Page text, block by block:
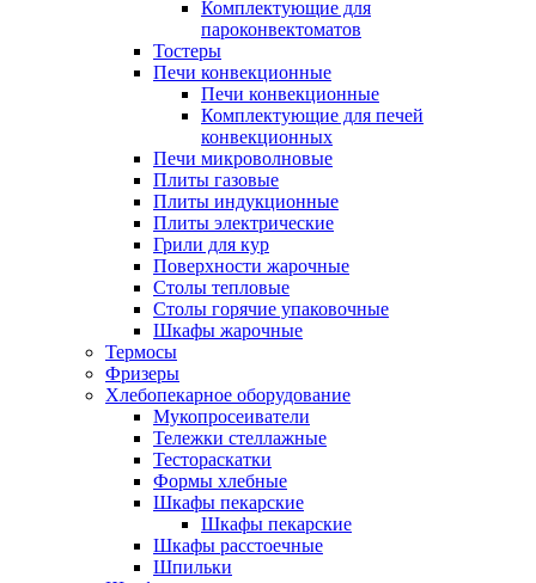
Комплектующие для
пароконвектоматов
Тостеры
Печи конвекционные
Печи конвекционные
Комплектующие для печей
конвекционных
Печи микроволновые
Плиты газовые
Плиты индукционные
Плиты электрические
Грили для кур
Поверхности жарочные
Столы тепловые
Столы горячие упаковочные
Шкафы жарочные
Термосы
Фризеры
Хлебопекарное оборудование
Мукопросеиватели
Тележки стеллажные
Тестораскатки
Формы хлебные
Шкафы пекарские
Шкафы пекарские
Шкафы расстоечные
Шпильки